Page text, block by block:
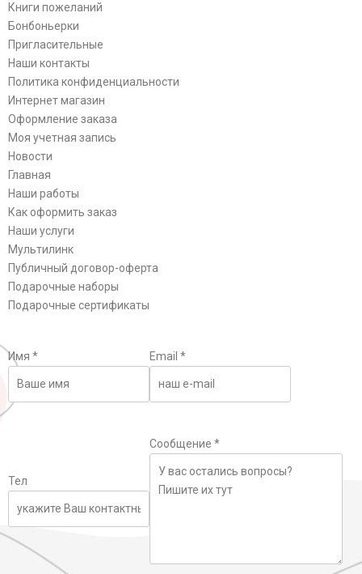
Книги пожеланий
Бонбоньерки
Пригласительные
Наши контакты
Политика конфиденциальности
Интернет магазин
Оформление заказа
Моя учетная запись
Новости
Главная
Наши работы
Как оформить заказ
Наши услуги
Мультилинк
Публичный договор-оферта
Подарочные наборы
Подарочные сертификаты
Имя * Email *
Тел
Сообщение *